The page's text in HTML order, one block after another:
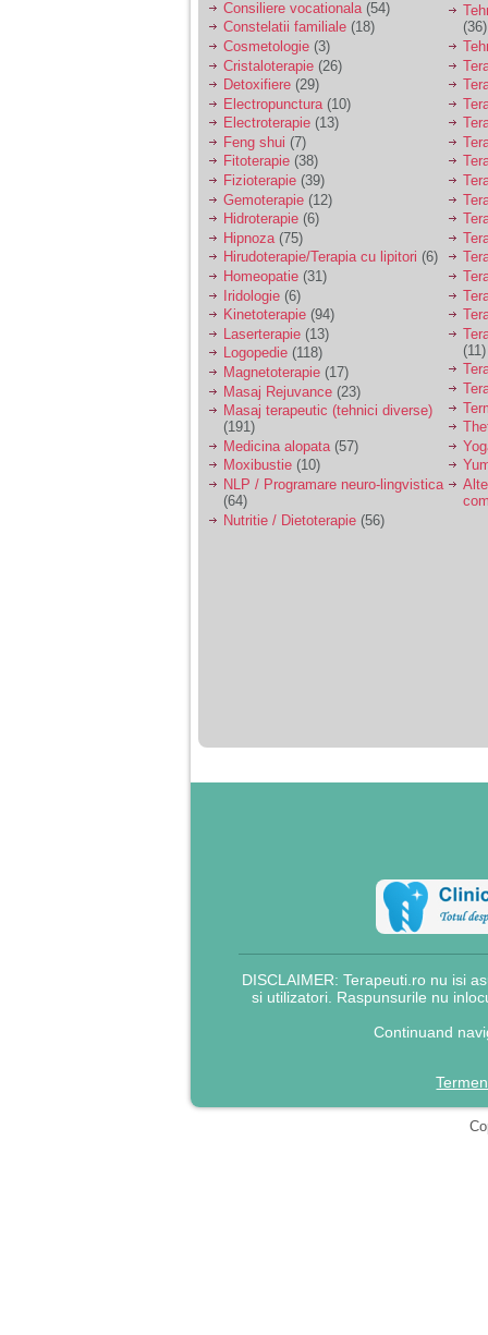
Consiliere vocationala (54)
Constelatii familiale (18)
Cosmetologie (3)
Cristaloterapie (26)
Detoxifiere (29)
Electropunctura (10)
Electroterapie (13)
Feng shui (7)
Fitoterapie (38)
Fizioterapie (39)
Gemoterapie (12)
Hidroterapie (6)
Hipnoza (75)
Hirudoterapie/Terapia cu lipitori (6)
Homeopatie (31)
Iridologie (6)
Kinetoterapie (94)
Laserterapie (13)
Logopedie (118)
Magnetoterapie (17)
Masaj Rejuvance (23)
Masaj terapeutic (tehnici diverse)
(191)
Medicina alopata (57)
Moxibustie (10)
NLP / Programare neuro-lingvistica
(64)
Nutritie / Dietoterapie (56)
(36)
(11)
DISCLAIMER: Terapeuti.ro nu isi
si utilizatori. Raspunsurile nu
Continuand